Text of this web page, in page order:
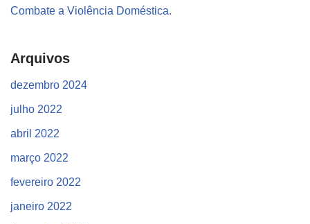
Combate a Violência Doméstica.
Arquivos
dezembro 2024
julho 2022
abril 2022
março 2022
fevereiro 2022
janeiro 2022